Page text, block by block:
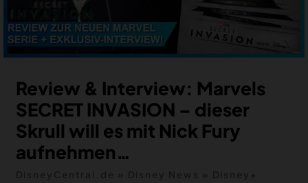
DEALS
MEIN HQ
50
Review & Interview: Marvels
SECRET INVASION – dieser
Skrull will es mit Nick Fury
aufnehmen…